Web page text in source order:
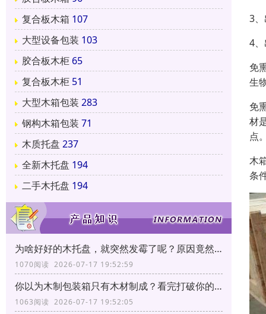
复合板木箱 107
大型设备包装 103
胶合板木柜 65
复合板木柜 51
大型木箱包装 283
钢构木箱包装 71
木质托盘 237
全新木托盘 194
二手木托盘 194
为啥好好的木托盘，就突然发霉了呢？原因竟然和它有关！
1070阅读 2026-07-17 19:52:59
你以为木制包装箱只有木材制成？看完打破你的固有印象！
1063阅读 2026-07-17 19:52:05
3
4
免
生
免
材
点
木
条